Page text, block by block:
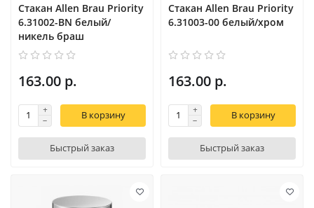
Стакан Allen Brau Priority
6.31002-BN белый/
никель браш
163.00 р.
В корзину
Быстрый заказ
Стакан Allen Brau Priority
6.31003-00 белый/хром
163.00 р.
В корзину
Быстрый заказ